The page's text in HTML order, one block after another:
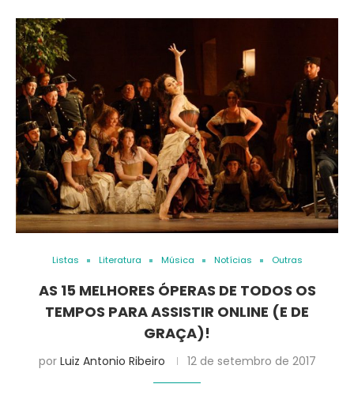
Listas Literatura Música Notícias Outras
AS 15 MELHORES ÓPERAS DE TODOS OS
TEMPOS PARA ASSISTIR ONLINE (E DE
GRAÇA)!
por Luiz Antonio Ribeiro 12 de setembro de 2017